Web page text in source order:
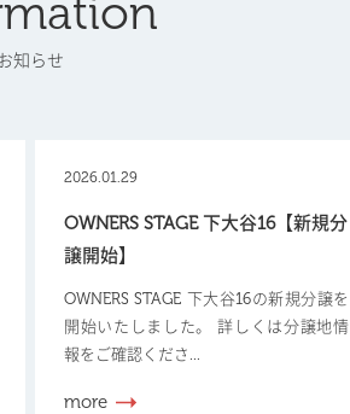
知らせ
2026.01.29
OWNERS STAGE 下大谷16【新規分
譲開始】
OWNERS STAGE 下大谷16の新規分譲を
開始いたしました。 詳しくは分譲地情
報をご確認くださ...
more